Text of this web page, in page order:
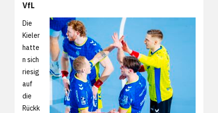
VfL
Die
Kieler
hatte
n sich
riesig
auf
die
Rückk